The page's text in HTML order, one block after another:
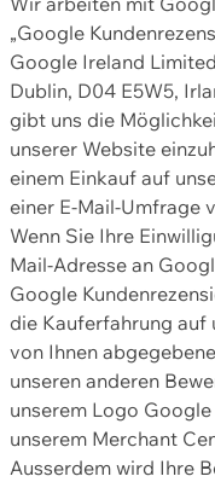
„Google
Google Ireland
Dublin, D04 E5W5,
gibt uns die
unserer Website
einem Einkauf auf
einer E-Mail-Umfrage
Wenn Sie Ihre
Mail-Adresse an
Google
die Kauferfahrung auf
von Ihnen
unseren anderen
unserem Logo
unserem Merchant
Ausserdem wird Ihre